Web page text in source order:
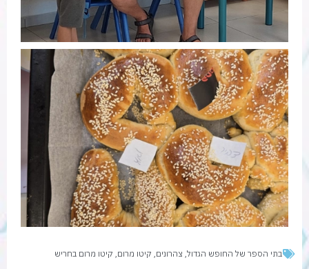
בתי הספר של החופש הגדול, צהרונים, קיטו מרום, קיטו מרום בחריש